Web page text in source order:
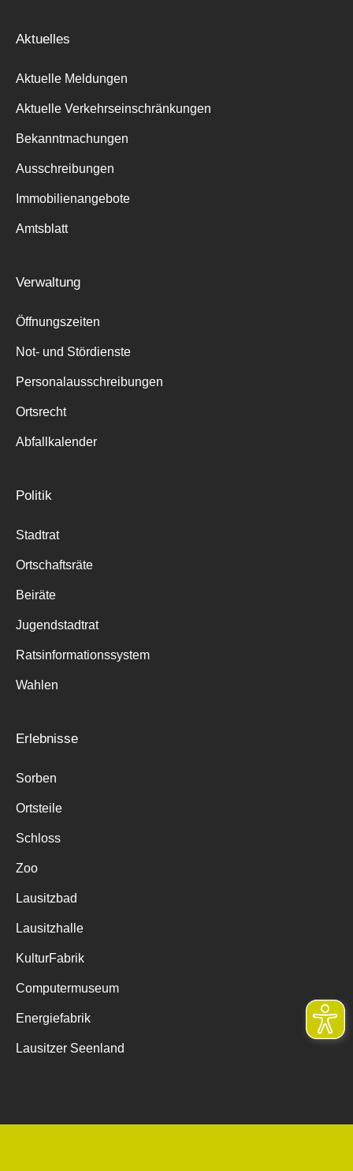
Aktuelles
Aktuelle Meldungen
Aktuelle Verkehrseinschränkungen
Bekanntmachungen
Ausschreibungen
Immobilienangebote
Amtsblatt
Verwaltung
Öffnungszeiten
Not- und Stördienste
Personalausschreibungen
Ortsrecht
Abfallkalender
Politik
Stadtrat
Ortschaftsräte
Beiräte
Jugendstadtrat
Ratsinformationssystem
Wahlen
Erlebnisse
Sorben
Ortsteile
Schloss
Zoo
Lausitzbad
Lausitzhalle
KulturFabrik
Computermuseum
Energiefabrik
Lausitzer Seenland